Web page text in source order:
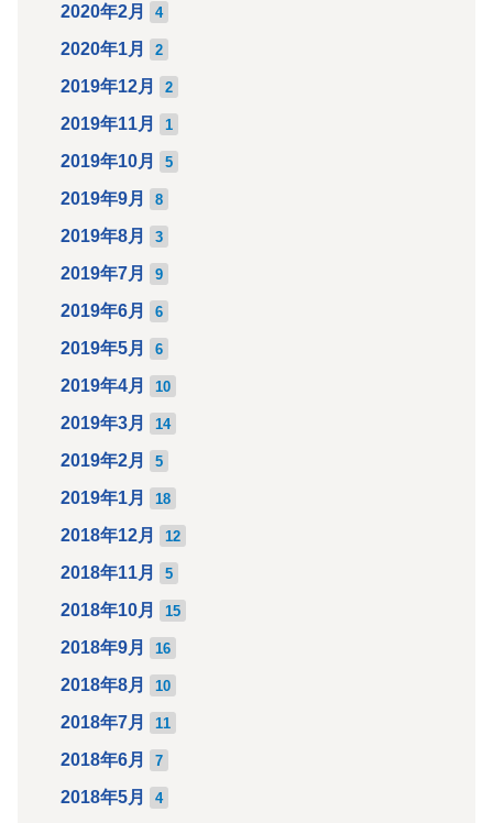
2020年2月 4
2020年1月 2
2019年12月 2
2019年11月 1
2019年10月 5
2019年9月 8
2019年8月 3
2019年7月 9
2019年6月 6
2019年5月 6
2019年4月 10
2019年3月 14
2019年2月 5
2019年1月 18
2018年12月 12
2018年11月 5
2018年10月 15
2018年9月 16
2018年8月 10
2018年7月 11
2018年6月 7
2018年5月 4